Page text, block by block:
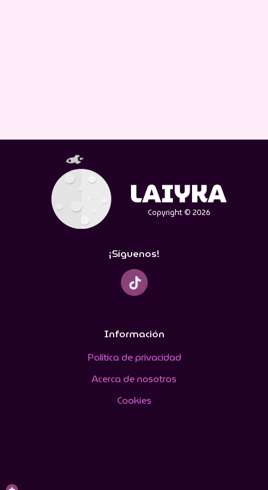
Copyright © 2026
¡Síguenos!
Información
Política de privacidad
Acerca de nosotros
Cookies